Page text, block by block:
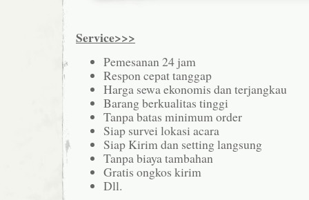
Service>>>
Pemesanan 24 jam
Respon cepat tanggap
Harga sewa ekonomis dan terjangkau
Barang berkualitas tinggi
Tanpa batas minimum order
Siap survei lokasi acara
Siap Kirim dan setting langsung
Tanpa biaya tambahan
Gratis ongkos kirim
Dll.